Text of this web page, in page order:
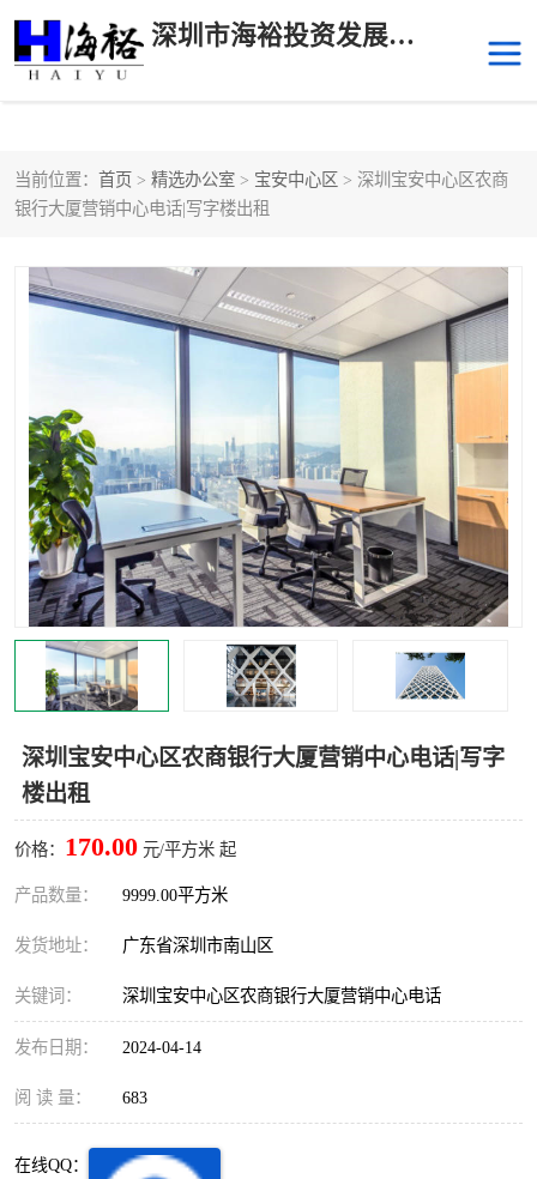
深圳市海裕投资发展有限公司
当前位置： 首页 > 精选办公室 > 宝安中心区 > 深圳宝安中心区农商
银行大厦营销中心电话|写字楼出租
深圳宝安中心区农商银行大厦营销中心电话|写字
楼出租
价格： 170.00 元/平方米 起
产品数量： 9999.00平方米
发货地址： 广东省深圳市南山区
关键词： 深圳宝安中心区农商银行大厦营销中心电话
发布日期： 2024-04-14
阅 读 量： 683
在线QQ：
后海
科技园中区 南山华侨城
深圳湾科技生态园
宝安中心区
深圳宝安 福田车公庙
罗湖水贝 南山南油
龙华 罗湖区
宝安区 西乡
兴东 石岩
南山后海
车公庙
南头 高新园
深圳超级总部基地